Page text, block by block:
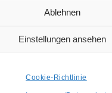
Ablehnen
Einstellungen ansehen
Cookie-Richtlinie
DAY 2020 zu
12“ Single
vonALPHAVILLE